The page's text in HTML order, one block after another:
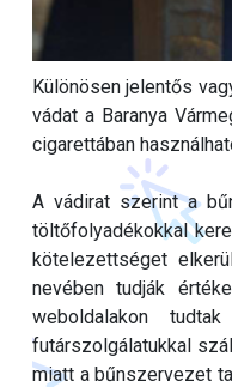
Különösen jelentős
vádat a Baranya
cigarettában
A vádirat szerint a
töltőfolyadékokkal
kötelezettséget
nevében tudják
weboldalakon
futárszolgálatukkal
miatt a bűnszervezet